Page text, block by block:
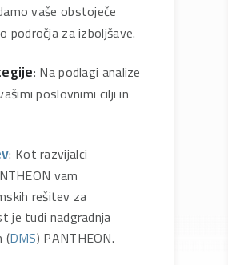
vaše obstoječe
področja za izboljšave.
: Na podlagi analize
poslovnimi cilji in
: Kot razvijalci
vam
rešitev za
je tudi nadgradnja
(DMS) PANTHEON.